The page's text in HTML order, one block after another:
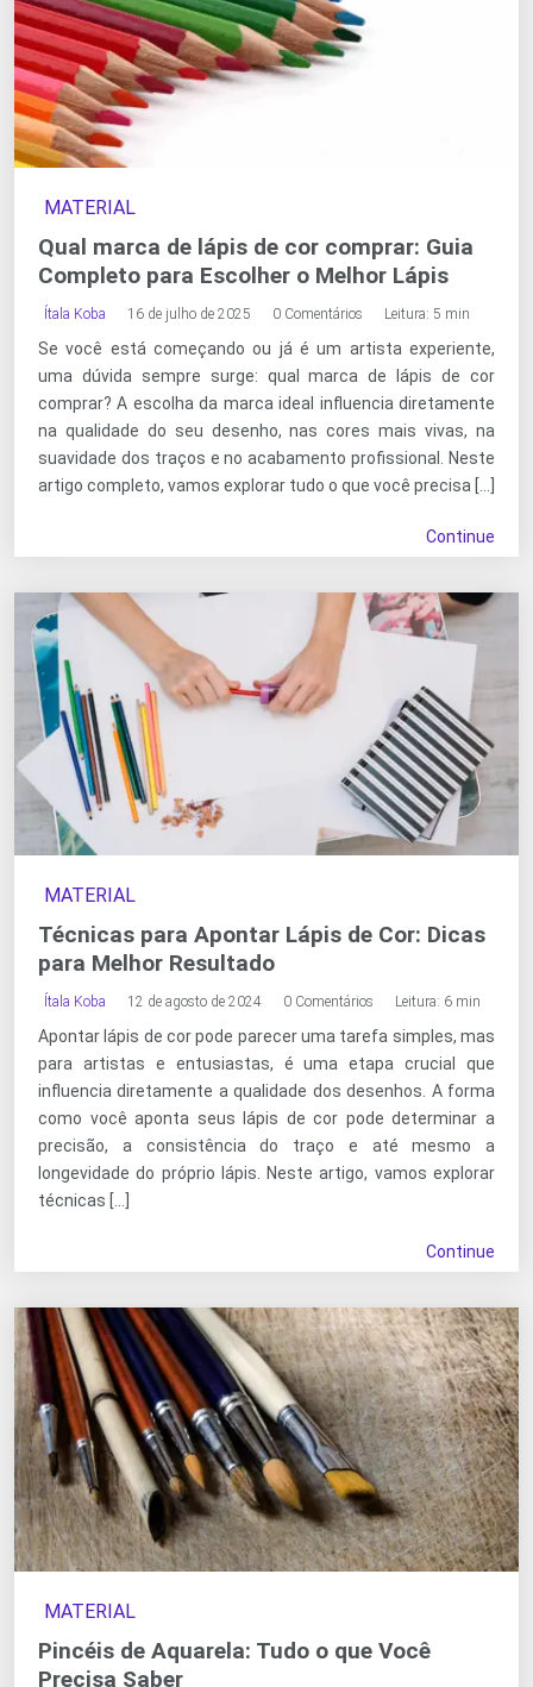
MATERIAL
Qual marca de lápis de cor comprar: Guia
Completo para Escolher o Melhor Lápis
Ítala Koba 16 de julho de 2025 0 Comentários Leitura: 5 min
Se você está começando ou já é um artista experiente,
uma dúvida sempre surge: qual marca de lápis de cor
comprar? A escolha da marca ideal influencia diretamente
na qualidade do seu desenho, nas cores mais vivas, na
suavidade dos traços e no acabamento profissional. Neste
artigo completo, vamos explorar tudo o que você precisa […]
Continue
MATERIAL
Técnicas para Apontar Lápis de Cor: Dicas
para Melhor Resultado
Ítala Koba 12 de agosto de 2024 0 Comentários Leitura: 6 min
Apontar lápis de cor pode parecer uma tarefa simples, mas
para artistas e entusiastas, é uma etapa crucial que
influencia diretamente a qualidade dos desenhos. A forma
como você aponta seus lápis de cor pode determinar a
precisão, a consistência do traço e até mesmo a
longevidade do próprio lápis. Neste artigo, vamos explorar
técnicas […]
Continue
MATERIAL
Pincéis de Aquarela: Tudo o que Você
Precisa Saber